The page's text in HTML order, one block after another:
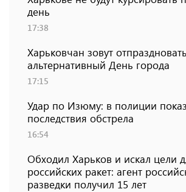
день
17:38
Харьковчан зовут отпраздновать
альтернативный День города
17:15
Удар по Изюму: в полиции
последствия обстрела
16:54
Обходил Харьков и искал цели
российских ракет: агент
разведки получил 15 лет